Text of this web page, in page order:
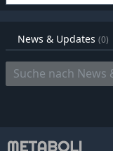
News & Updates (0)